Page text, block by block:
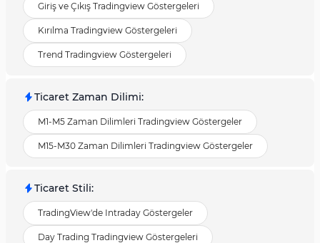
Giriş ve Çıkış Tradingview Göstergeleri
Kırılma Tradingview Göstergeleri
Trend Tradingview Göstergeleri
Ticaret Zaman Dilimi:
M1-M5 Zaman Dilimleri Tradingview Göstergeler
M15-M30 Zaman Dilimleri Tradingview Göstergeler
Ticaret Stili:
TradingView'de Intraday Göstergeler
Day Trading Tradingview Göstergeleri